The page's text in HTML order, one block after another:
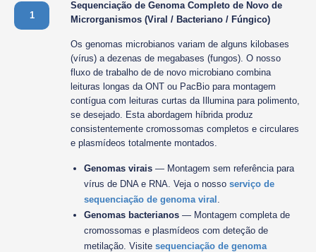
1
Sequenciação de Genoma Completo de Novo de
Microrganismos (Viral / Bacteriano / Fúngico)
Os genomas microbianos variam de alguns kilobases
(vírus) a dezenas de megabases (fungos). O nosso
fluxo de trabalho de de novo microbiano combina
leituras longas da ONT ou PacBio para montagem
contígua com leituras curtas da Illumina para polimento,
se desejado. Esta abordagem híbrida produz
consistentemente cromossomas completos e circulares
e plasmídeos totalmente montados.
Genomas virais — Montagem sem referência para
vírus de DNA e RNA. Veja o nosso serviço de
sequenciação de genoma viral .
Genomas bacterianos — Montagem completa de
cromossomas e plasmídeos com deteção de
metilação. Visite sequenciação de genoma